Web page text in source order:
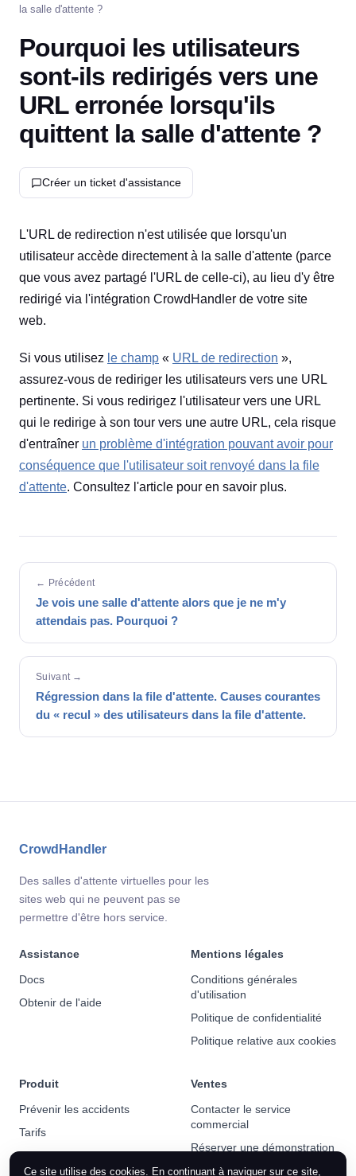
la salle d'attente ?
Pourquoi les utilisateurs
sont-ils redirigés vers une
URL erronée lorsqu'ils
quittent la salle d'attente ?
Créer un ticket d'assistance
L'URL de redirection n'est utilisée que lorsqu'un
utilisateur accède directement à la salle d'attente (parce
que vous avez partagé l'URL de celle-ci), au lieu d'y être
redirigé via l'intégration CrowdHandler de votre site
web.
Si vous utilisez le champ « URL de redirection »,
assurez-vous de rediriger les utilisateurs vers une URL
pertinente. Si vous redirigez l'utilisateur vers une URL
qui le redirige à son tour vers une autre URL, cela risque
d'entraîner un problème d'intégration pouvant avoir pour
conséquence que l'utilisateur soit renvoyé dans la file
d'attente. Consultez l'article pour en savoir plus.
← Précédent
Je vois une salle d'attente alors que je ne m'y
attendais pas. Pourquoi ?
Suivant →
Régression dans la file d'attente. Causes courantes
du « recul » des utilisateurs dans la file d'attente.
CrowdHandler
Des salles d'attente virtuelles pour les
sites web qui ne peuvent pas se
permettre d'être hors service.
Assistance
Docs
Obtenir de l'aide
Mentions légales
Conditions générales
d'utilisation
Politique de confidentialité
Politique relative aux cookies
Produit
Prévenir les accidents
Tarifs
Actualités
Ventes
Contacter le service
commercial
Réserver une démonstration
Ce site utilise des cookies. En continuant à naviguer sur ce site,